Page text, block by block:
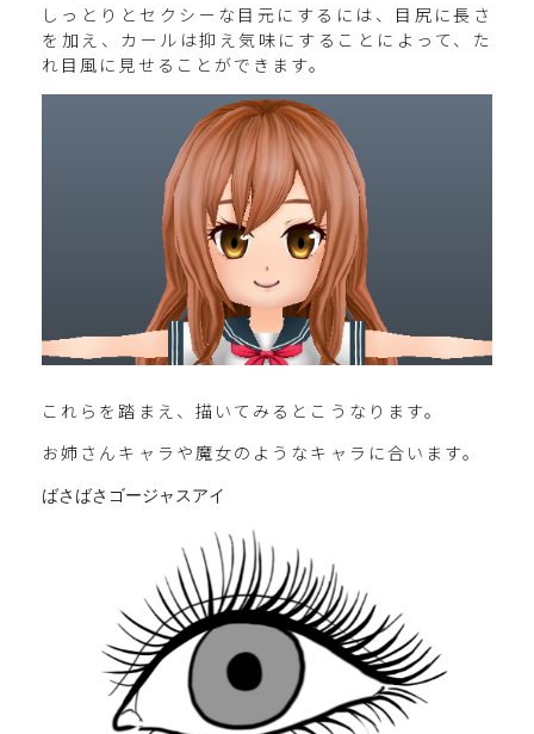
しっとりとセクシーな目元にするには、目尻に長さ
を加え、カールは抑え気味にすることによって、た
れ目風に見せることができます。
これらを踏まえ、描いてみるとこうなります。
お姉さんキャラや魔女のようなキャラに合います。
ばさばさゴージャスアイ